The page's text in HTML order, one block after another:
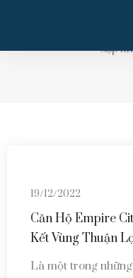
Cập
19/12/2022
Căn Hộ Empire
Kết Vùng Thuận
Là một trong